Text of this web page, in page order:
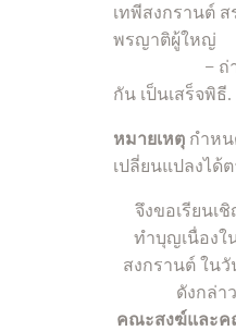
เทพีสงกรานต์
พรญาติผู้ใหญ่
– ถ่ายภ
กัน เป็นเสร็จพิธี.
หมายเหตุ กำหน
เปลี่ยนแปลงได้
จึงขอเรียนเ
ทำบุญเนื่องใ
สงกรานต์ ใน
ดังกล่า
คณะสงฆ์และค